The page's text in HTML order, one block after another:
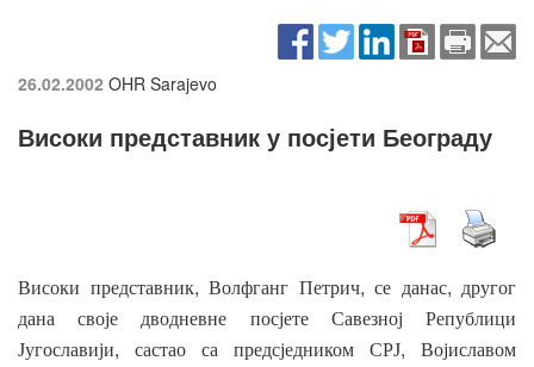
26.02.2002 OHR Sarajevo
Високи представник у посјети Београду
Високи представник, Волфганг Петрич, се данас, другог
дана
своје дводневне посјете Савезној
Републици
Југославији, састао са предсједником СРЈ,
Војиславом